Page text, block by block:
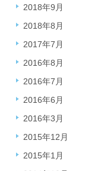
2018年9月
2018年8月
2017年7月
2016年8月
2016年7月
2016年6月
2016年3月
2015年12月
2015年1月